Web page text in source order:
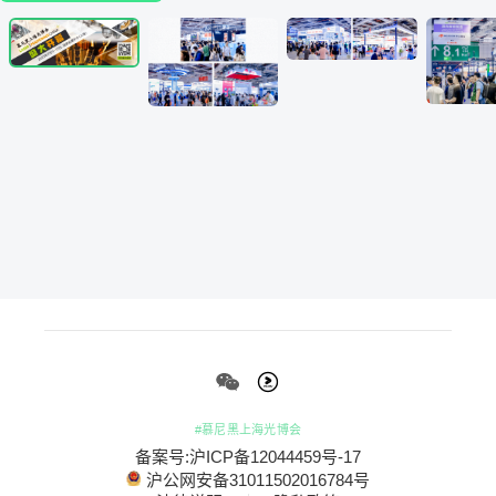
#慕尼黑上海光博会
备案号:沪ICP备12044459号-17
沪公网安备31011502016784号